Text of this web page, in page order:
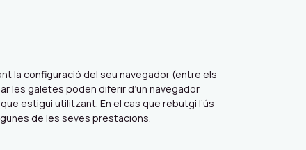
la configuració del seu navegador (entre els
les galetes poden diferir d’un navegador
estigui utilitzant. En el cas que rebutgi l’ús
de les seves prestacions.